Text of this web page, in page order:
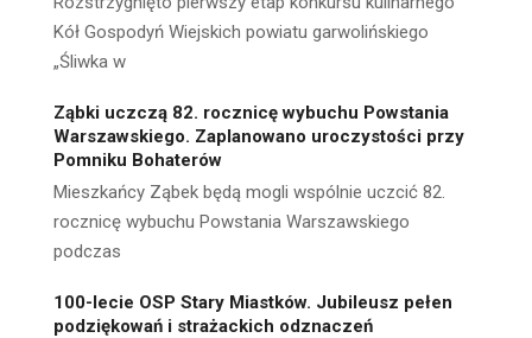
Kół Gospodyń Wiejskich powiatu garwolińskiego
„Śliwka w
Ząbki uczczą 82. rocznicę wybuchu Powstania
Warszawskiego. Zaplanowano uroczystości przy
Pomniku Bohaterów
Mieszkańcy Ząbek będą mogli wspólnie uczcić 82.
rocznicę wybuchu Powstania Warszawskiego
podczas
100-lecie OSP Stary Miastków. Jubileusz pełen
podziękowań i strażackich odznaczeń